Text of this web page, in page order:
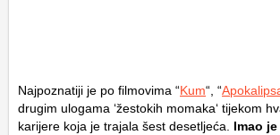
Najpoznatiji je po filmovima “Kum“, “
drugim ulogama ‘žestokih momaka‘ tijekom
karijere koja je trajala šest desetljeća. Imao